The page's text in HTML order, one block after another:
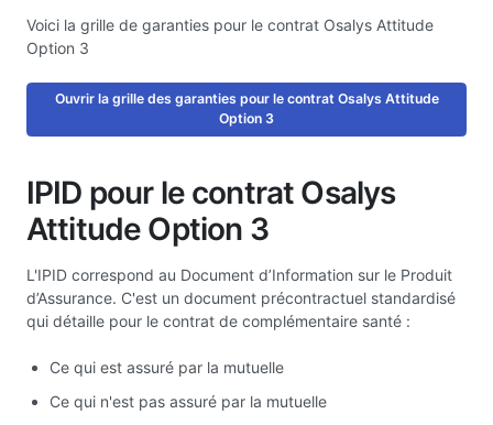
Voici la grille de garanties pour le contrat Osalys Attitude
Option 3
Ouvrir la grille des garanties pour le contrat Osalys Attitude
Option 3
IPID pour le contrat Osalys
Attitude Option 3
L'IPID correspond au Document d’Information sur le Produit
d’Assurance. C'est un document précontractuel standardisé
qui détaille pour le contrat de complémentaire santé :
Ce qui est assuré par la mutuelle
Ce qui n'est pas assuré par la mutuelle